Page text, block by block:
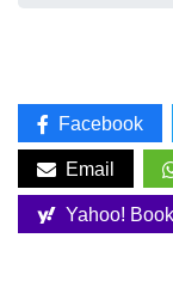
Facebook
Email
Yahoo!